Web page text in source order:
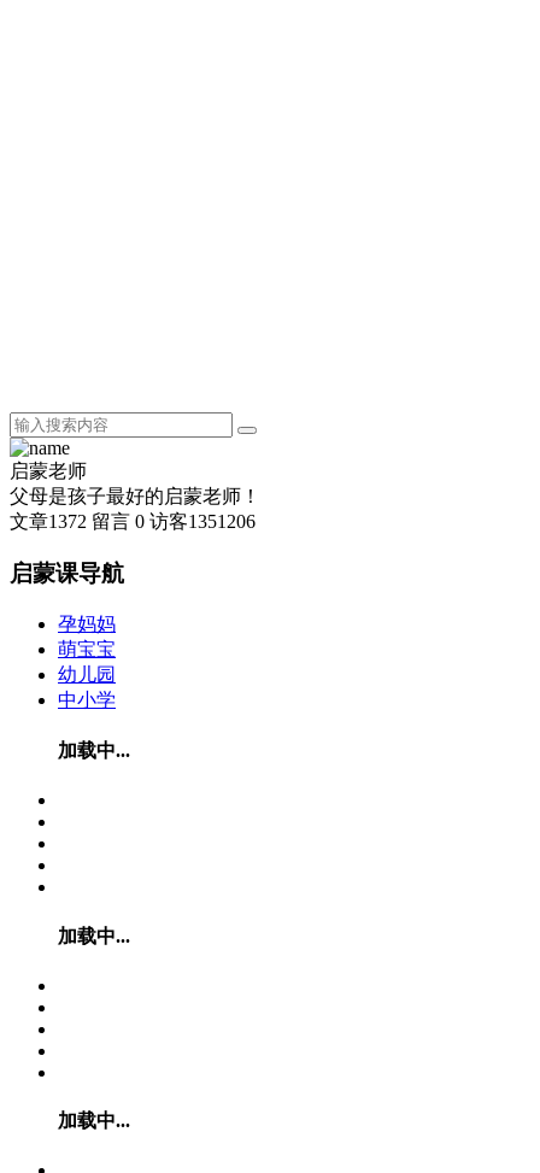
启蒙老师
父母是孩子最好的启蒙老师！
文章1372 留言 0 访客1351206
启蒙课导航
孕妈妈
萌宝宝
幼儿园
中小学
加载中...
加载中...
加载中...